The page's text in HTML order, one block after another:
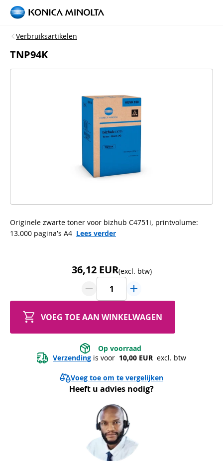
Verbruiksartikelen
TNP94K
Originele zwarte toner voor bizhub C4751i, printvolume:
13.000 pagina's A4 Lees verder
36,12 EUR(excl. btw)
VOEG TOE AAN WINKELWAGEN
Op voorraad
Verzending is voor 10,00 EUR excl. btw
Voeg toe om te vergelijken
Heeft u advies nodig?